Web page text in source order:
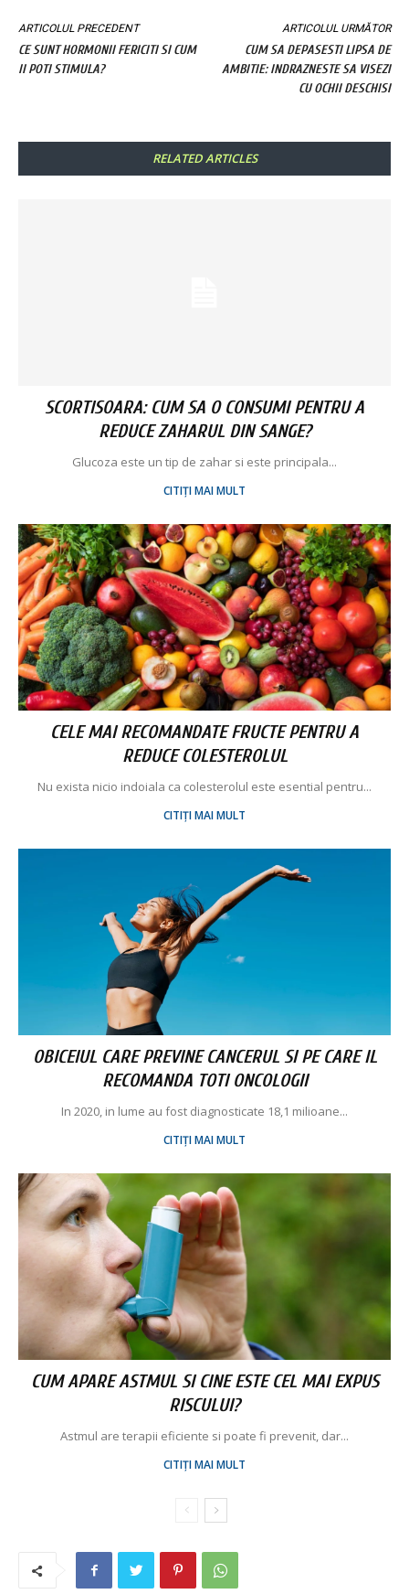
ARTICOLUL PRECEDENT
CE SUNT HORMONII FERICITI SI CUM
II POTI STIMULA?
ARTICOLUL URMĂTOR
CUM SA DEPASESTI LIPSA DE
AMBITIE: INDRAZNESTE SA VISEZI
CU OCHII DESCHISI
RELATED ARTICLES
SCORTISOARA: CUM SA O CONSUMI PENTRU A
REDUCE ZAHARUL DIN SANGE?
Glucoza este un tip de zahar si este principala...
CITIȚI MAI MULT
CELE MAI RECOMANDATE FRUCTE PENTRU A
REDUCE COLESTEROLUL
Nu exista nicio indoiala ca colesterolul este esential pentru...
CITIȚI MAI MULT
OBICEIUL CARE PREVINE CANCERUL SI PE CARE IL
RECOMANDA TOTI ONCOLOGII
In 2020, in lume au fost diagnosticate 18,1 milioane...
CITIȚI MAI MULT
CUM APARE ASTMUL SI CINE ESTE CEL MAI EXPUS
RISCULUI?
Astmul are terapii eficiente si poate fi prevenit, dar...
CITIȚI MAI MULT